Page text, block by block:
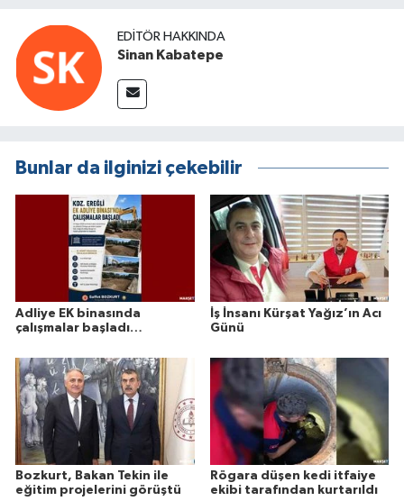
EDITÖR HAKKINDA
Sinan Kabatepe
Bunlar da ilginizi çekebilir
Adliye EK binasında
çalışmalar başladı…
İş İnsanı Kürşat Yağız’ın Acı
Günü
Bozkurt, Bakan Tekin ile
eğitim projelerini görüştü
Rögara düşen kedi itfaiye
ekibi tarafından kurtarıldı